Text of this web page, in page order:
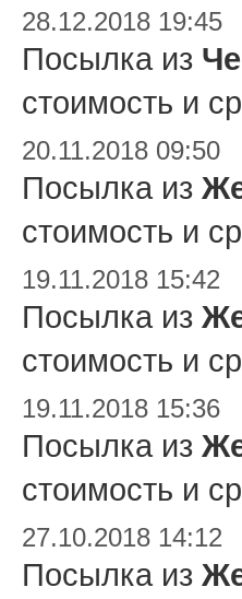
28.12.2018 19:45
Посылка из
стоимость и
20.11.2018 09:50
Посылка из
стоимость и
19.11.2018 15:42
Посылка из
стоимость и
19.11.2018 15:36
Посылка из
стоимость и
27.10.2018 14:12
Посылка из